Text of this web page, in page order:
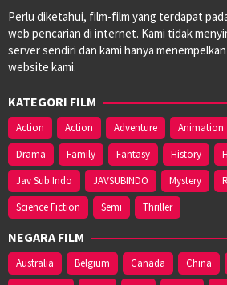
Perlu diketahui, film-film yang terdapat
web pencarian di internet. Kami tidak
server sendiri dan kami hanya
website kami.
KATEGORI FILM
Action Action Adventure Animation
Drama
Family Fantasy History
Jav Sub Indo
JAVSUBINDO Mystery
Science Fiction
Semi Thriller
NEGARA FILM
Australia Belgium Canada China